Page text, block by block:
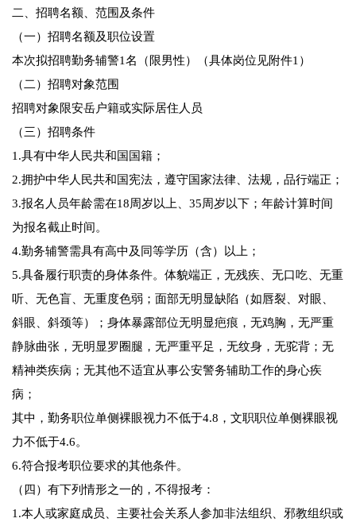
二、招聘名额、范围及条件
（一）招聘名额及职位设置
本次拟招聘勤务辅警1名（限男性）（具体岗位见附件1）
（二）招聘对象范围
招聘对象限安岳户籍或实际居住人员
（三）招聘条件
1.具有中华人民共和国国籍；
2.拥护中华人民共和国宪法，遵守国家法律、法规，品行端正；
3.报名人员年龄需在18周岁以上、35周岁以下；年龄计算时间
为报名截止时间。
4.勤务辅警需具有高中及同等学历（含）以上；
5.具备履行职责的身体条件。体貌端正，无残疾、无口吃、无重
听、无色盲、无重度色弱；面部无明显缺陷（如唇裂、对眼、
斜眼、斜颈等）；身体暴露部位无明显疤痕，无鸡胸，无严重
静脉曲张，无明显罗圈腿，无严重平足，无纹身，无驼背；无
精神类疾病；无其他不适宜从事公安警务辅助工作的身心疾
病；
其中，勤务职位单侧裸眼视力不低于4.8，文职职位单侧裸眼视
力不低于4.6。
6.符合报考职位要求的其他条件。
（四）有下列情形之一的，不得报考：
1.本人或家庭成员、主要社会关系人参加非法组织、邪教组织或